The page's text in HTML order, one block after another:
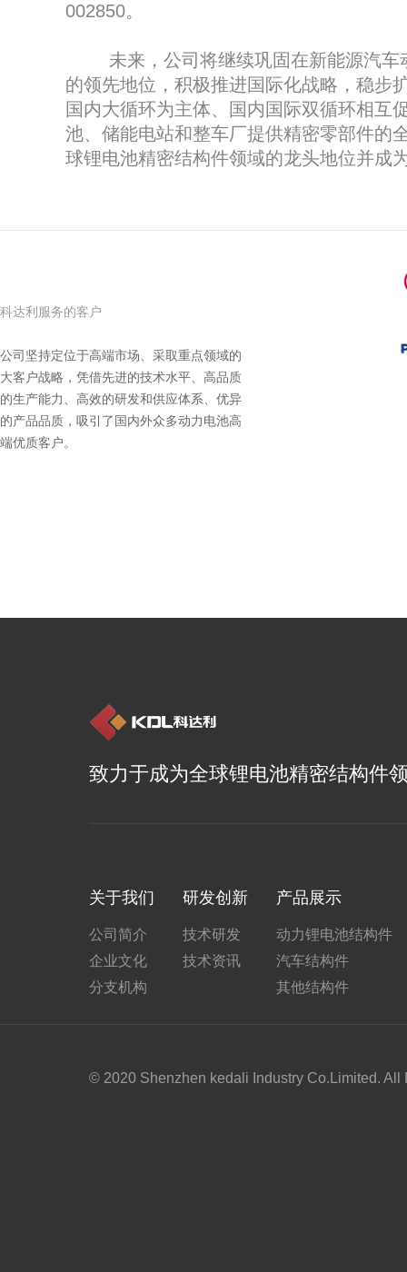
002850。
未来，公司将继续巩固在新能源汽车
的领先地位，积极推进国际化战略，稳步
国内大循环为主体、国内国际双循环相互
池、储能电站和整车厂提供精密零部件的
球锂电池精密结构件领域的龙头地位并成
科达利服务的客户
公司坚持定位于高端市场、采取重点领域的
大客户战略，凭借先进的技术水平、高品质
的生产能力、高效的研发和供应体系、优异
的产品品质，吸引了国内外众多动力电池高
端优质客户。
致力于成为全球锂电池精密结构件
关于我们
公司简介
企业文化
分支机构
研发创新
技术研发
技术资讯
产品展示
动力锂电池结构件
汽车结构件
其他结构件
© 2020 Shenzhen kedali Industry Co.Limited. All